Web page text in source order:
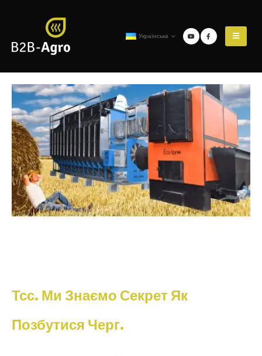
Українська
Тсс. Ми Знаємо Секрет Як
Позбутися Черг.